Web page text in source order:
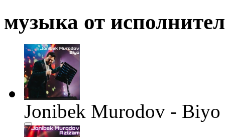
музыка от
Jonibek Murodov - Biyo